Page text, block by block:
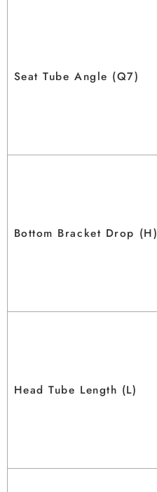
Seat Tube Angle (Q7)
Bottom Bracket Drop (H)
Head Tube Length (L)